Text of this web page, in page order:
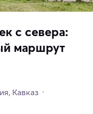
с севера:
маршрут
Кавказ